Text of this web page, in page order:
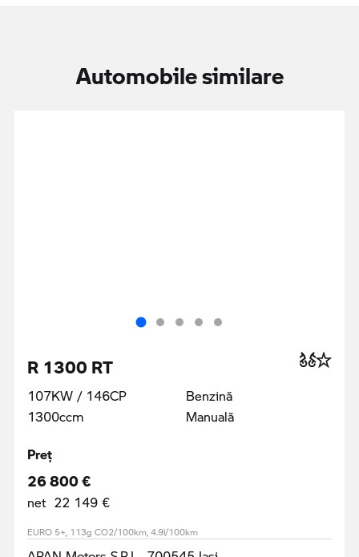
Automobile similare
R 1300 RT
107KW / 146CP
1300ccm
Benzină
Manuală
Preţ
26 800 €
net 22 149 €
EURO 5+, 113g CO2/100km, 4.9l/100km